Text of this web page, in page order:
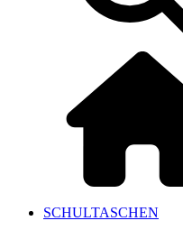
SCHULTASCHEN